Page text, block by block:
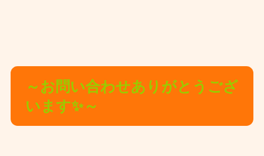
～お問い合わせありがとうござ
います✨～